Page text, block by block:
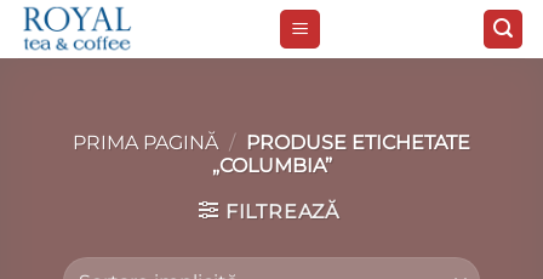
Skip
PRIMA PAGINĂ / PRODUSE ETICHETATE
„COLUMBIA”
FILTREAZĂ